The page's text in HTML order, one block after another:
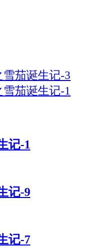
茄诞生记-3
茄诞生记-1
记-1
记-9
记-7